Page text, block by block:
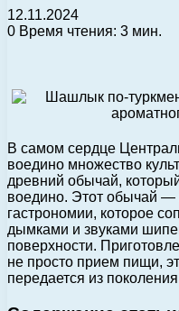
12.11.2024
0 Время чтения: 3 мин.
В самом сердце
воедино множество
древний обычай,
воедино. Этот обычай —
гастрономии, которое
дымками и звуками
поверхности.
не просто прием пищи,
передается из